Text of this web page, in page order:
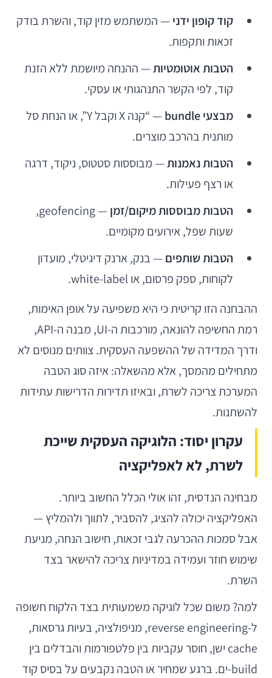
קוד קופון ידני — המשתמש מזין קוד, והשרת בודק
זכאות ותקפות.
הטבות אוטומטיות— ההנחה מיושמת ללא הזנת
קוד, לפי הקשר התנהגותי או עסקי.
מבצעי bundle
— “קנה X וקבל Y”, או הנחת סל
מותנית בהרכב מוצרים.
הטבות נאמנות— מבוססות סטטוס, ניקוד, דרגה
או רצף פעילות.
הטבות מבוססות מיקום/זמן
— geofencing,
שעות שפל, אירועים מקומיים.
הטבות שותפים — בנק, ארנק דיגיטלי, מועדון
לקוחות, ספק פרסום, או white-label.
ההבחנה הזו קריטית כי היא משפיעה על אופן האימות,
רמת החשיפה להונאה, מורכבות ה-UI, מבנה ה-API,
ודרך המדידה של ההשפעה העסקית. צוותים מנוסים לא
מתחילים מהמסך, אלא מהשאלה: איזה סוג הטבה
המערכת צריכה לשרת, ובאיזו תדירות הדרישות עתידות
להשתנות.
עקרון יסוד: הלוגיקה העסקית שייכת
לשרת, לא לאפליקציה
מבחינה הנדסית, זהו אולי הכלל החשוב ביותר.
האפליקציה יכולה להציג, להסביר, לתווך ולהמליץ —
אבל סמכות ההכרעה לגבי זכאות, חישוב הנחה, מניעת
שימוש חוזר ועמידה במדיניות צריכה להישאר בצד
השרת.
למה? משום שכל לוגיקה משמעותית בצד הלקוח חשופה
ל-reverse engineering, מניפולציה, בעיות גרסאות,
cache ישן, חוסר עקביות בין פלטפורמות והבדלים בין
build-ים. ברגע שמחיר או הטבה נקבעים על בסיס קוד